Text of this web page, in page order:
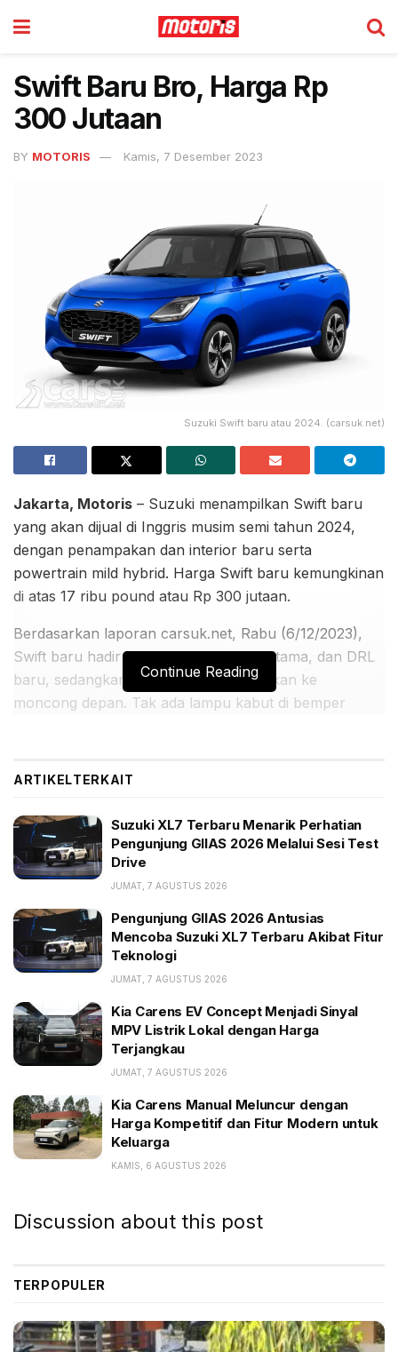
Swift Baru Bro, Harga Rp
300 Jutaan
BY MOTORIS Kamis, 7 Desember 2023
Suzuki Swift baru atau 2024. (carsuk.net)
Jakarta, Motoris – Suzuki menampilkan Swift baru
yang akan dijual di Inggris musim semi tahun 2024,
dengan penampakan dan interior baru serta
powertrain mild hybrid. Harga Swift baru kemungkinan
di atas 17 ribu pound atau Rp 300 jutaan.
Berdasarkan laporan carsuk.net, Rabu (6/12/2023),
Swift baru hadir dengan grille, lampu utama, dan DRL
baru, sedangkan logo Suzuki dipindahkan ke
moncong depan. Tak ada lampu kabut di bemper
BACA JUGA:
Suzuki XL7 Terbaru Menarik Perhatian Pengunjung
GIIAS 2026 Melalui Sesi Test Drive
Pengunjung GIIAS 2026 Antusias Mencoba Suzuki
XL7 Terbaru Akibat Fitur Teknologi
Kia Carens EV Concept Menjadi Sinyal MPV Listrik
Lokal dengan Harga Terjangkau
Layar hiburan Swift 2024 berukuran 9 inci dengan
Apple CarPlay dan Android Auto. Bentuk tombol
analog baru, demikian pula dengan setir yang
dilengkapo beberapa kontrol.
lane keep assist, lane departure warning, adaptive
cruise, blind spot monitoring dan kamera. Di bawah
Continue Reading
ARTIKELTERKAIT
Suzuki XL7 Terbaru Menarik Perhatian
Pengunjung GIIAS 2026 Melalui Sesi Test
Drive
JUMAT, 7 AGUSTUS 2026
Pengunjung GIIAS 2026 Antusias
Mencoba Suzuki XL7 Terbaru Akibat Fitur
Teknologi
JUMAT, 7 AGUSTUS 2026
Kia Carens EV Concept Menjadi Sinyal
MPV Listrik Lokal dengan Harga
Terjangkau
JUMAT, 7 AGUSTUS 2026
Kia Carens Manual Meluncur dengan
Harga Kompetitif dan Fitur Modern untuk
Keluarga
KAMIS, 6 AGUSTUS 2026
Discussion about this post
TERPOPULER